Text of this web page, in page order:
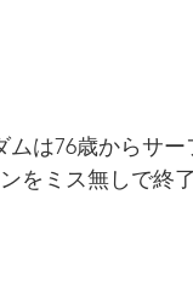
ムは76歳からサ
をミス無しで終